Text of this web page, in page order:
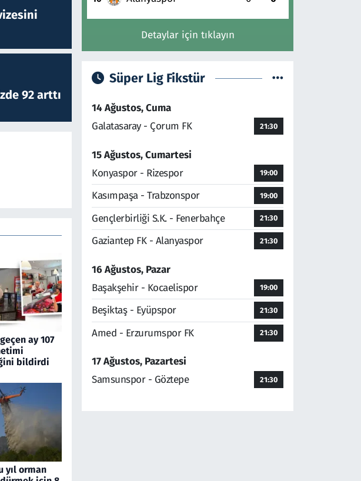
92 arttı
ay 107
bildirdi
yıl orman
Detaylar için tıklayın
Süper Lig Fikstür
14 Ağustos, Cuma
Galatasaray - Çorum FK
21:30
15 Ağustos, Cumartesi
Konyaspor - Rizespor
19:00
Kasımpaşa - Trabzonspor 19:00
Gençlerbirliği S.K. - Fenerbahçe 21:30
Gaziantep FK - Alanyaspor 21:30
16 Ağustos, Pazar
Başakşehir - Kocaelispor
19:00
Beşiktaş - Eyüpspor 21:30
Amed - Erzurumspor FK 21:30
17 Ağustos, Pazartesi
Samsunspor - Göztepe
21:30